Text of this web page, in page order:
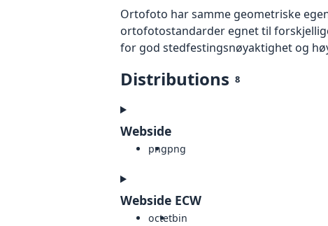
Ortofoto har samme geometriske
ortofotostandarder egnet til
for god stedfestingsnøyaktighet og
Distributions 8
Webside
pngpng
Webside ECW
octetbin